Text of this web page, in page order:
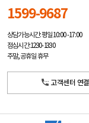
1599-9687
상담가능시간: 평일10:00 -17:00
점심시간: 12:30 - 13:30
주말, 공휴일 휴무
고객센터 연결